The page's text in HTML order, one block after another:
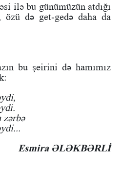
ilə bu günümüzün atdığı
özü də get-gedə daha da
bu şeirini də hamımız
zərbə
Esmira ƏLƏKBƏRLİ